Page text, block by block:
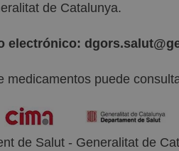
de Catalunya.
electrónico:
puede
de Salut - Generalitat de